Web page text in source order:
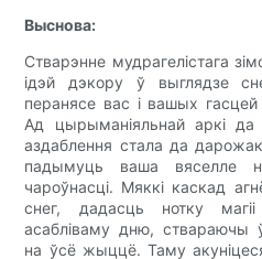
Выснова:
Стварэнне мудрагелістага
ідэй дэкору ў выглядзе
перанясе вас і вашых
Ад цырыманіяльнай аркі
аздаблення стала да
падымуць ваша вяселле
чароўнасці. Мяккі каскад
снег, дадасць нотку
асабліваму дню, ствараючы
на ўсё жыццё. Таму